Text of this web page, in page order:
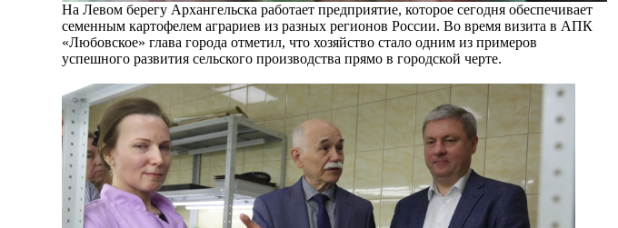
На Левом берегу Архангельска работает предприятие, которое сегодня обеспечивает
семенным картофелем аграриев из разных регионов России. Во время визита в АПК
«Любовское» глава города отметил, что хозяйство стало одним из примеров
успешного развития сельского производства прямо в городской черте.